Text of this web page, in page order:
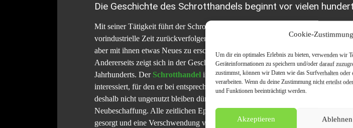
Cookie-
Um dir ein optimales Erlebnis zu bieten, verwenden wir
Geräteinformationen zu speichern und/oder darauf
zustimmst, können wir Daten wie das Surfverhalten oder
verarbeiten. Wenn du deine Zustimmung nicht erteilst
und Funktionen beeinträchtigt werden.
Akzeptieren Ablehnen
Die Geschichte des Schrotthandels beginnt vor vielen
Mit seiner Tätigkeit führt der Schrotthandel Nordrhein-Westfalen eine sehr alte
vorindustrielle Zeit zurückverfolgen. Auch damals stand der Gedanke, alte,
aber mit ihnen etwas Neues zu erschaffen, im Vordergrund. Bestes Beispiel
Andererseits zeigt sich in der Geschichte des Schrotthandels ein starker
Jahrhunderts. Der Schrotthandel in Nordrhein-Westfalen, Deutschland und
interessiert, für den er bei entsprechender Menge gute Preise zahlt. Dies hängt
deshalb nicht ungenutzt bleiben dürfen. Andererseits ist die Wiederaufbereitung
Neubeschaffung. Alle zeitlichen Epochen haben eines gemeinsam: Während
gesorgt und eine Verschwendung von für die Allgemeinheit unnütz gewordenen